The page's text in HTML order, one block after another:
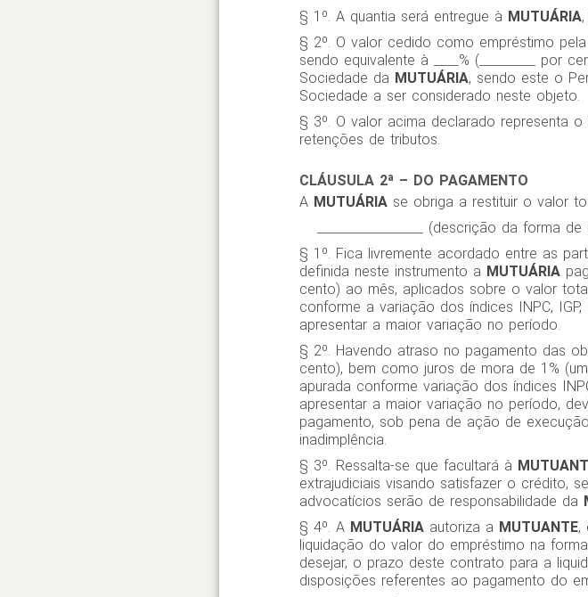
§ 1º. A quantia será entregue à MUTUÁRIA
§ 2º. O valor cedido como empréstimo pela
sendo equivalente à ____% (_________
Sociedade da MUTUÁRIA, sendo este o
Sociedade a ser considerado neste objeto.
§ 3º. O valor acima declarado representa
retenções de tributos.
CLÁUSULA 2ª – DO PAGAMENTO
A MUTUÁRIAse obriga a restituir o valor
_________________ (descrição da forma
§ 1º. Fica livremente acordado entre as
definida neste instrumento a MUTUÁRIA
cento) ao mês, aplicados sobre o valor
conforme a variação dos índices INPC,
apresentar a maior variação no período.
§ 2º. Havendo atraso no pagamento das
cento), bem como juros de mora de 1%
apurada conforme variação dos índices
apresentar a maior variação no período,
pagamento, sob pena de ação de
inadimplência.
§ 3º. Ressalta-se que facultará à
extrajudiciais visando satisfazer o crédito,
advocatícios serão de responsabilidade da
§ 4º. A MUTUÁRIAautoriza a MUTUANTE,
liquidação do valor do empréstimo na
desejar, o prazo deste contrato para a
disposições referentes ao pagamento do